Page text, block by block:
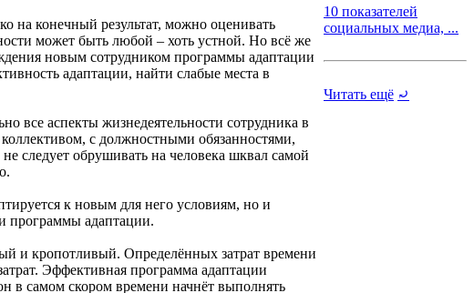
на конечный результат, можно оценивать
может быть любой – хоть устной. Но всё же
новым сотрудником программы адаптации
адаптации, найти слабые места в
все аспекты жизнедеятельности сотрудника в
с должностными обязанностями,
следует обрушивать на человека шквал самой
к новым для него условиям, но и
программы адаптации.
и кропотливый. Определённых затрат времени
Эффективная программа адаптации
в самом скором времени начнёт выполнять
10 показателей
социальных медиа, ...
Читать ещё ⤾